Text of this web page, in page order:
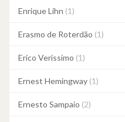
Enrique Lihn (1)
Erasmo de Roterdão (1)
Erico Verissimo (1)
Ernest Hemingway (1)
Ernesto Sampaio (2)